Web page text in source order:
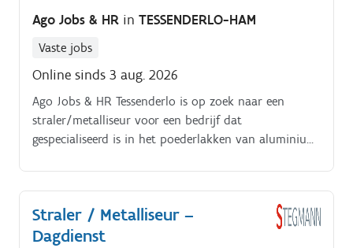
Ago Jobs & HR in TESSENDERLO-HAM
Vaste jobs
Online sinds 3 aug. 2026
Ago Jobs & HR Tessenderlo is op zoek naar een
straler/metalliseur voor een bedrijf dat
gespecialiseerd is in het poederlakken van aluminium,
Straler / Metalliseur –
Dagdienst